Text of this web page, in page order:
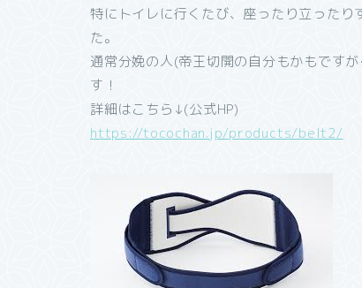
特にトイレに行くたび、座ったり立った
た。
通常分娩の人(帝王切開の自分もかもです
す！
詳細はこちら↓(公式HP)
https://tocochan.jp/products/belt2/